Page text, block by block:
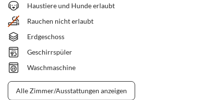
Haustiere und Hunde erlaubt
Rauchen nicht erlaubt
Erdgeschoss
Geschirrspüler
Waschmaschine
Alle Zimmer/Ausstattungen anzeigen